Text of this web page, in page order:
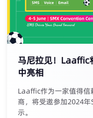
马尼拉见！Laaffic
中亮相
Laaffic作为一家值得
商，将受邀参加2024
示。